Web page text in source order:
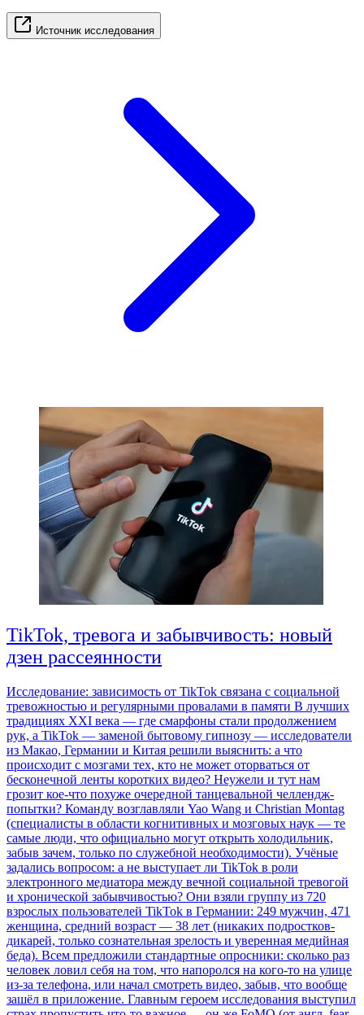
Источник исследования
TikTok, тревога и забывчивость: новый
дзен рассеянности
Исследование: зависимость от TikTok связана с социальной
тревожностью и регулярными провалами в памяти В лучших
традициях XXI века — где смарфоны стали продолжением
рук, а TikTok — заменой бытовому гипнозу — исследователи
из Макао, Германии и Китая решили выяснить: а что
происходит с мозгами тех, кто не может оторваться от
бесконечной ленты коротких видео? Неужели и тут нам
грозит кое-что похуже очередной танцевальной челлендж-
попытки? Команду возглавляли Yao Wang и Christian Montag
(специалисты в области когнитивных и мозговых наук — те
самые люди, что официально могут открыть холодильник,
забыв зачем, только по служебной необходимости). Учёные
задались вопросом: а не выступает ли TikTok в роли
электронного медиатора между вечной социальной тревогой
и хронической забывчивостью? Они взяли группу из 720
взрослых пользователей TikTok в Германии: 249 мужчин, 471
женщина, средний возраст — 38 лет (никаких подростков-
дикарей, только сознательная зрелость и уверенная медийная
беда). Всем предложили стандартные опросники: сколько раз
человек ловил себя на том, что напоролся на кого-то на улице
из-за телефона, или начал смотреть видео, забыв, что вообще
зашёл в приложение. Главным героем исследования выступил